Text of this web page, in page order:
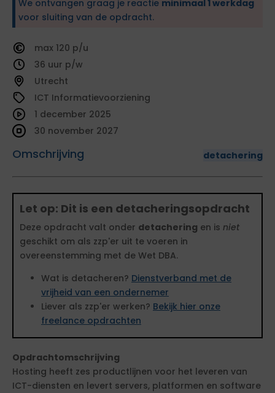
We ontvangen graag je reactie minimaal 1 werkdag
voor sluiting van de opdracht.
120
36
Utrecht
ICT Informatievoorziening
Omschrijving detachering
1 december 2025
30 november 2027
Let op: Dit is een detacheringsopdracht
Deze opdracht valt onder detachering en is niet
geschikt om als zzp'er uit te voeren in
overeenstemming met de Wet DBA.
Wat is detacheren? Dienstverband met de
vrijheid van een ondernemer
Liever als zzp'er werken? Bekijk hier onze
freelance opdrachten
Opdrachtomschrijving
Hosting heeft zes productlijnen voor het leveren van
ICT-diensten en levert servers, platformen en software